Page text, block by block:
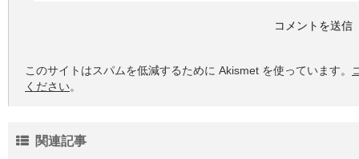
このサイトはスパムを低減するために Akismet を使っています。
ください。
関連記事